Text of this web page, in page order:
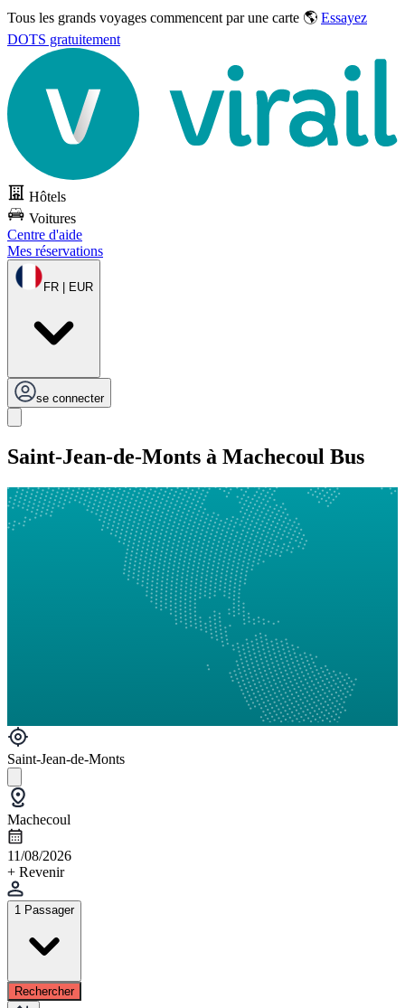
Tous les grands voyages commencent par une carte 🌎 Essayez
DOTS gratuitement
Hôtels
Voitures
Centre d'aide
Mes réservations
FR | EUR
se connecter
Saint-Jean-de-Monts à Machecoul Bus
Saint-Jean-de-Monts
Machecoul
11/08/2026
+ Revenir
1 Passager
Rechercher